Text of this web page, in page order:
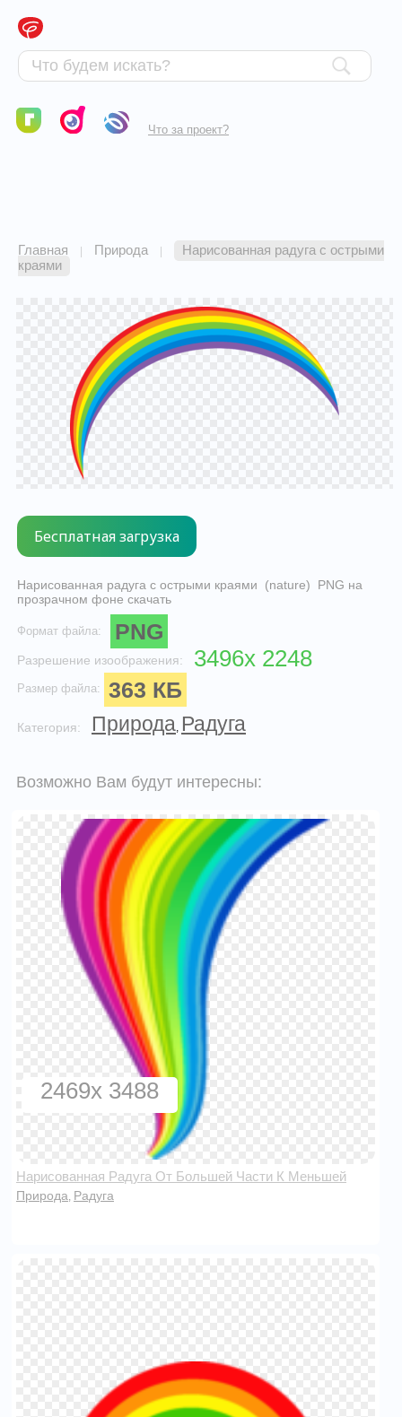
Что за проект?
Главная | Природа |
Нарисованная радуга с острыми
краями
Нарисованная радуга с острыми краями (nature) PNG на
прозрачном фоне скачать
Формат файла: PNG
Разрешение изоображения: 3496x 2248
Размер файла: 363 КБ
Категория: Природа Радуга
Возможно Вам будут интересны:
2469x 3488
Нарисованная Радуга От Большей Части К Меньшей
Природа Радуга